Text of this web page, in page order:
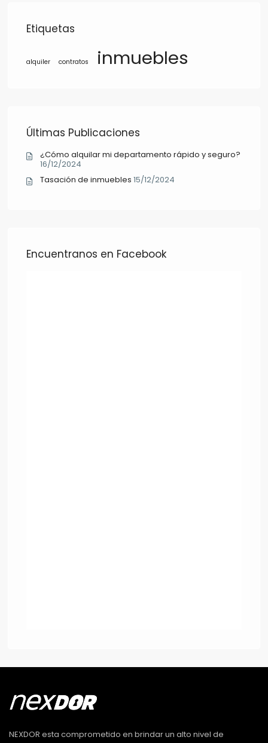
Etiquetas
alquiler contratos inmuebles
Últimas Publicaciones
¿Cómo alquilar mi departamento rápido y seguro?
16/12/2024
Tasación de inmuebles 15/12/2024
Encuentranos en Facebook
NEXDOR esta comprometido en brindar un alto nivel de